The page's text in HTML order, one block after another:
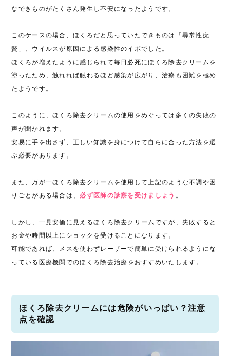
なできものがたくさん発生し不安になったようです。
このケースの場合、ほくろだと思っていたできものは「尋常性疣
贅」、ウイルスが原因による感染性のイボでした。
ほくろが増えたように感じられて毎日必死にほくろ除去クリームを
塗ったため、触れれば触れるほど感染が広がり、治療も困難を極め
たようです。
このように、ほくろ除去クリームの使用をめぐっては多くの失敗の
声が聞かれます。
安易に手を出さず、正しい知識を身につけて自らに合った方法を選
ぶ必要があります。
また、万が一ほくろ除去クリームを使用して上記のような不調や困
りごとがある場合は、 必ず医師の診察を受けましょう 。
しかし、一見安価に見えるほくろ除去クリームですが、失敗すると
お金や時間以上にショックを受けることになります。
可能であれば、メスを使わずレーザーで簡単に受けられるようにな
っている 医療機関でのほくろ除去治療 をおすすめいたします。
ほくろ除去クリームには危険がいっぱい？注意
点を確認